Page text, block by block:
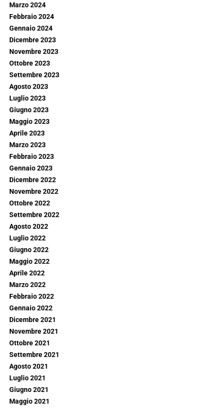
Marzo 2024
Febbraio 2024
Gennaio 2024
Dicembre 2023
Novembre 2023
Ottobre 2023
Settembre 2023
Agosto 2023
Luglio 2023
Giugno 2023
Maggio 2023
Aprile 2023
Marzo 2023
Febbraio 2023
Gennaio 2023
Dicembre 2022
Novembre 2022
Ottobre 2022
Settembre 2022
Agosto 2022
Luglio 2022
Giugno 2022
Maggio 2022
Aprile 2022
Marzo 2022
Febbraio 2022
Gennaio 2022
Dicembre 2021
Novembre 2021
Ottobre 2021
Settembre 2021
Agosto 2021
Luglio 2021
Giugno 2021
Maggio 2021